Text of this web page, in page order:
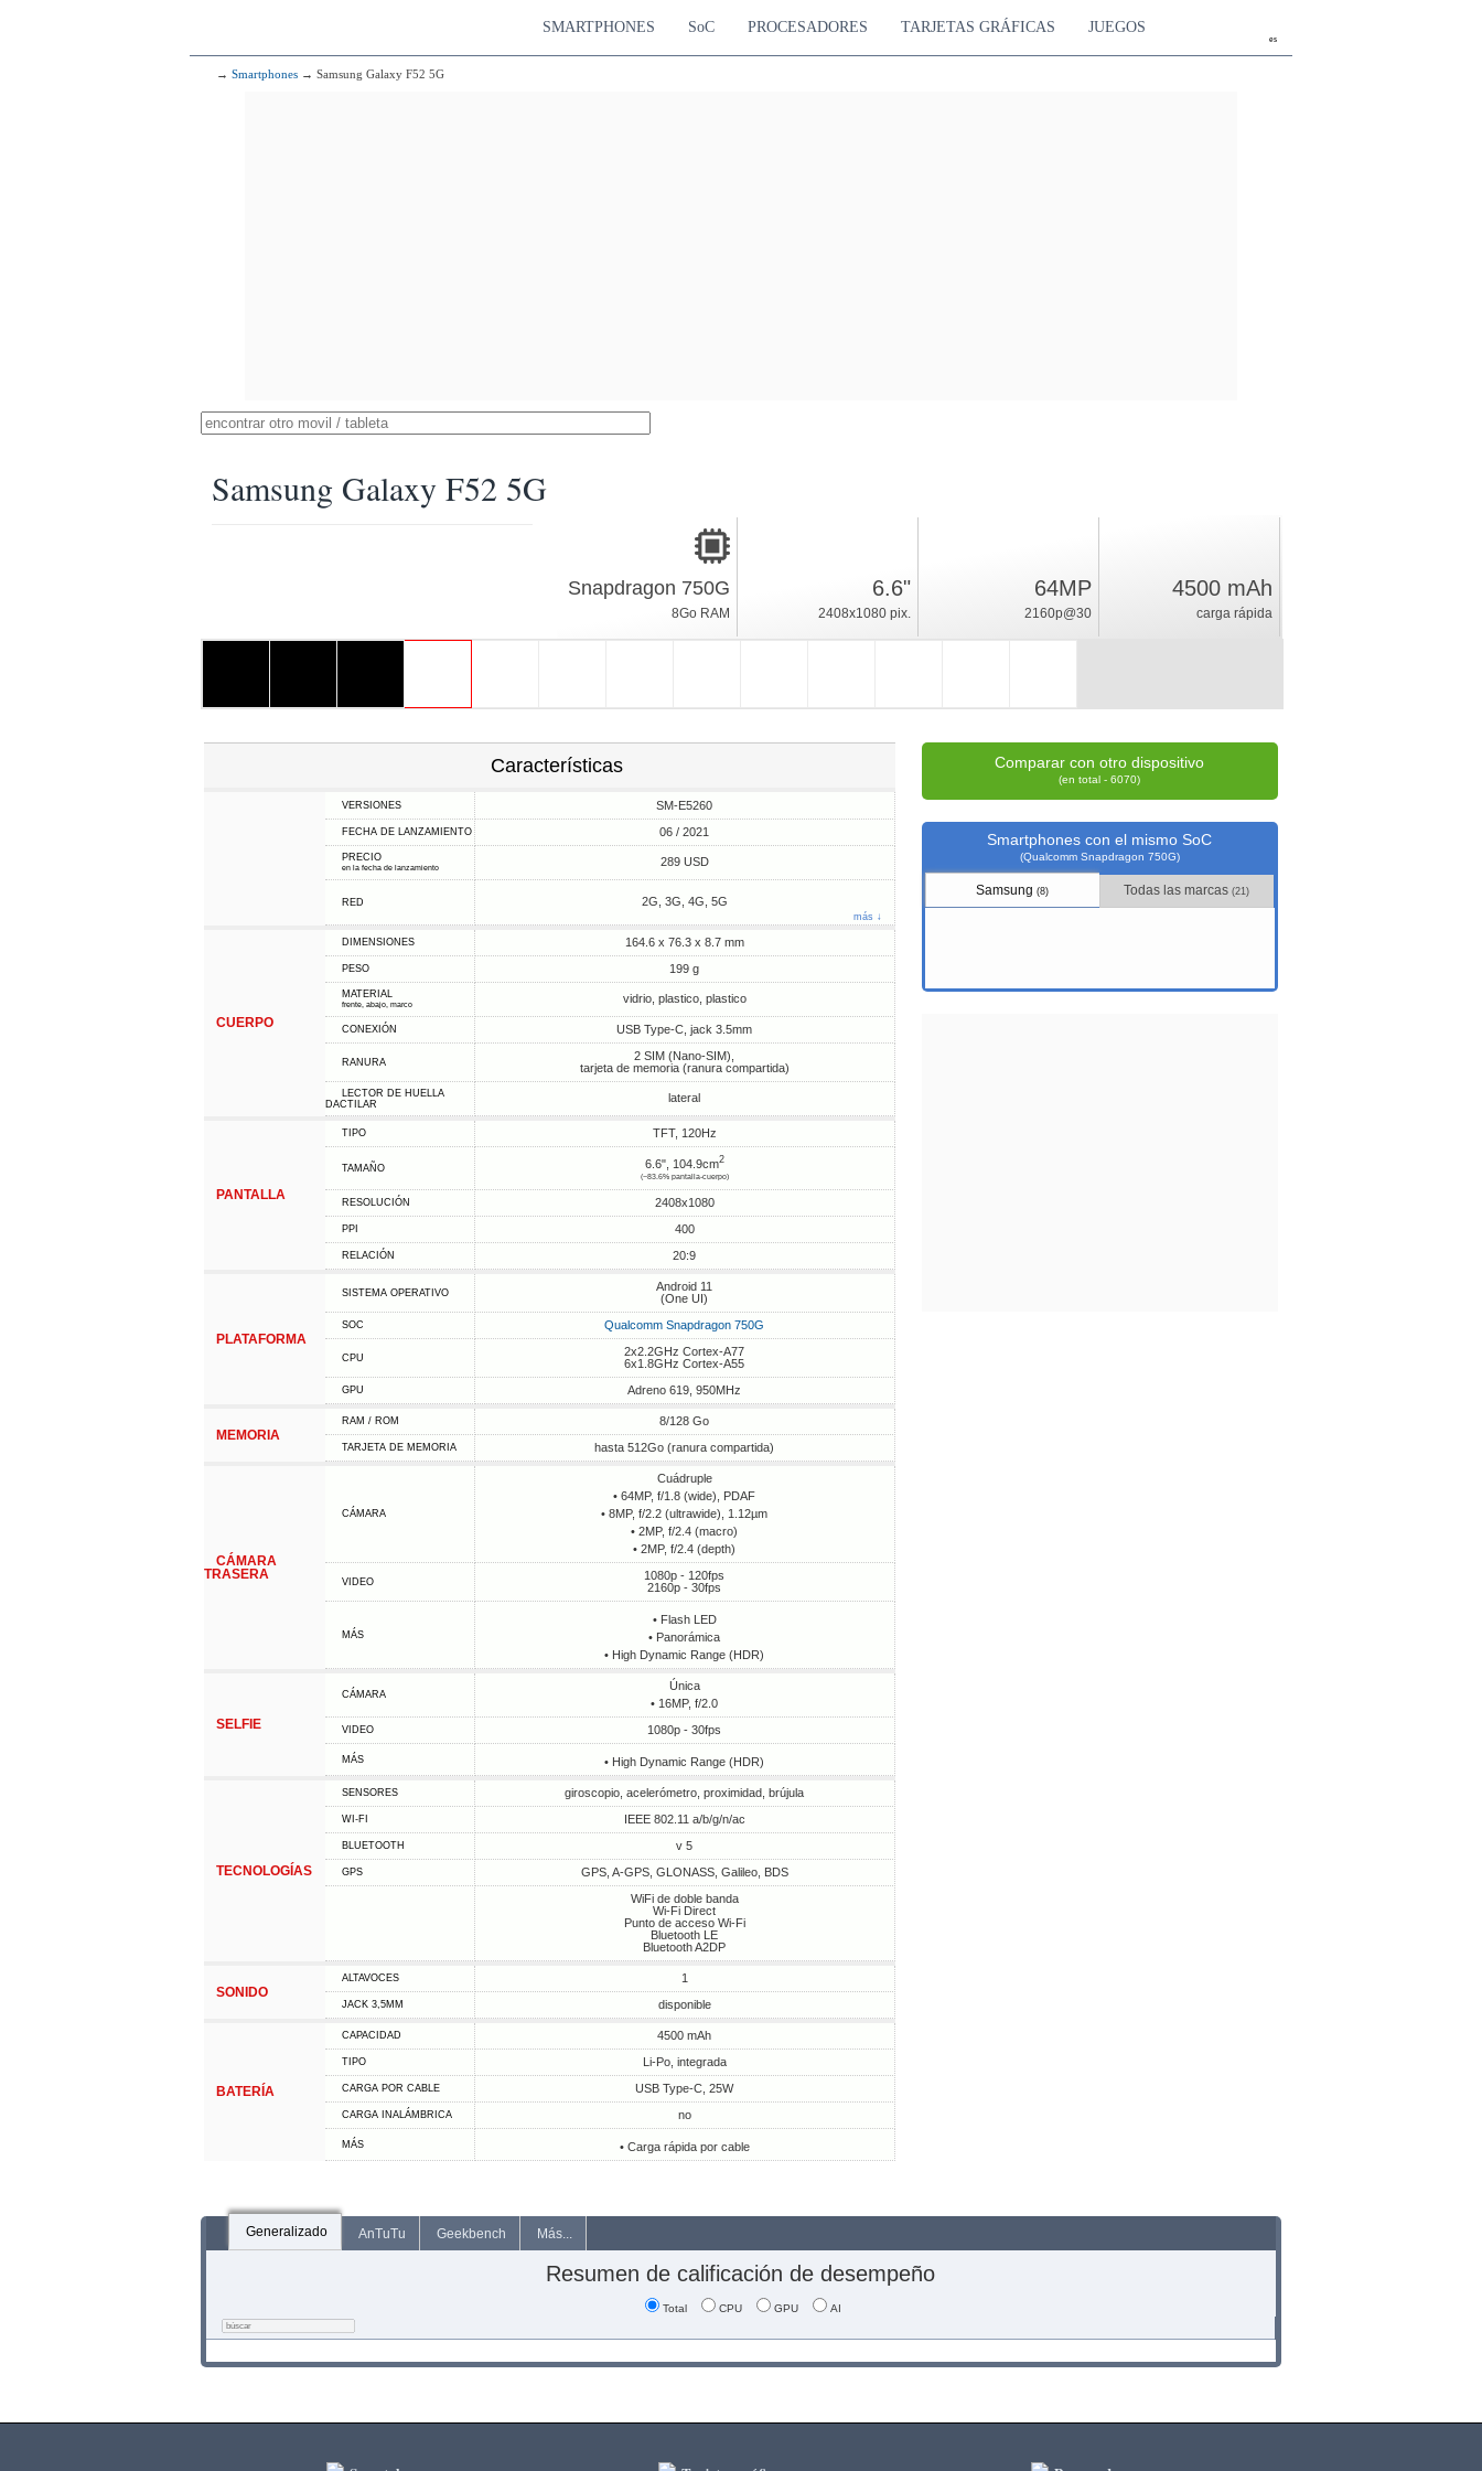
es
SMARTPHONES SoC PROCESADORES TARJETAS GRÁFICAS JUEGOS
→ Smartphones → Samsung Galaxy F52 5G
Samsung Galaxy F52 5G
199g, espesor 8.7mm
Android 11, One UI
14.5
índice
Snapdragon 750G
8Go RAM
6.6"
2408x1080 pix.
64MP
2160p@30
4500 mAh
carga rápida
Características
VERSIONES SM-E5260
FECHA DE LANZAMIENTO 06 / 2021
PRECIO
en la fecha de lanzamiento 289 USD
RED 2G, 3G, 4G, 5G
más ↓
CUERPO
DIMENSIONES 164.6 x 76.3 x 8.7 mm
PESO 199 g
MATERIAL
frente, abajo, marco vidrio, plastico, plastico
CONEXIÓN USB Type-C, jack 3.5mm
RANURA
2 SIM (Nano-SIM),
tarjeta de memoria (ranura compartida)
LECTOR DE HUELLA
DACTILAR
lateral
PANTALLA
TIPO TFT, 120Hz
TAMAÑO 6.6", 104.9cm2
(~83.6% pantalla-cuerpo)
RESOLUCIÓN 2408x1080
PPI 400
RELACIÓN 20:9
PLATAFORMA
SISTEMA OPERATIVO
Android 11
(One UI)
SOC Qualcomm Snapdragon 750G
CPU
2x2.2GHz Cortex-A77
6x1.8GHz Cortex-A55
GPU Adreno 619, 950MHz
MEMORIA
RAM / ROM 8/128 Go
TARJETA DE MEMORIA hasta 512Go (ranura compartida)
CÁMARA
TRASERA
CÁMARA
Cuádruple
• 64MP, f/1.8 (wide), PDAF
• 8MP, f/2.2 (ultrawide), 1.12µm
• 2MP, f/2.4 (macro)
• 2MP, f/2.4 (depth)
VIDEO
1080p - 120fps
2160p - 30fps
MÁS
• Flash LED
• Panorámica
• High Dynamic Range (HDR)
SELFIE
CÁMARA
Única
• 16MP, f/2.0
VIDEO 1080p - 30fps
MÁS • High Dynamic Range (HDR)
TECNOLOGÍAS
SENSORES giroscopio, acelerómetro, proximidad, brújula
WI-FI IEEE 802.11 a/b/g/n/ac
BLUETOOTH v 5
GPS
GPS, A-GPS, GLONASS, Galileo, BDS
WiFi de doble banda
Wi-Fi Direct
Punto de acceso Wi-Fi
Bluetooth LE
Bluetooth A2DP
SONIDO
ALTAVOCES 1
JACK 3,5MM disponible
BATERÍA
CAPACIDAD 4500 mAh
TIPO Li-Po, integrada
CARGA POR CABLE USB Type-C, 25W
CARGA INALÁMBRICA no
MÁS • Carga rápida por cable
Comparar con otro dispositivo
(en total - 6070)
Smartphones con el mismo SoC
(Qualcomm Snapdragon 750G)
Samsung(8) Todas las marcas(21)
Generalizado AnTuTu Geekbench Más...
Resumen de calificación de desempeño
Total CPU GPU AI